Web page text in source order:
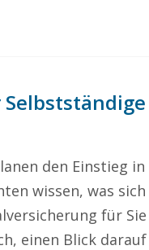
den Einstieg
wissen, was
für
einen Blick